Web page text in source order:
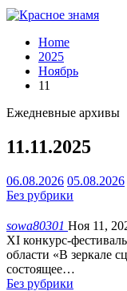
Home
2025
Ноябрь
11
Ежедневные архивы
11.11.2025
06.08.2026 05.08.2026
Без рубрики
sowa80301 Ноя 11,
XI конкурс-
области «В зеркале
состоящее…
Без рубрики